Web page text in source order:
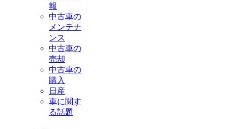
報
中古車の
メンテナ
ンス
中古車の
売却
中古車の
購入
日産
車に関す
る話題